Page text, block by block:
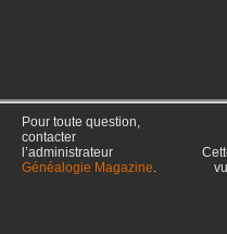
Pour toute question,
contacter
l’administrateur
Généalogie Magazine.